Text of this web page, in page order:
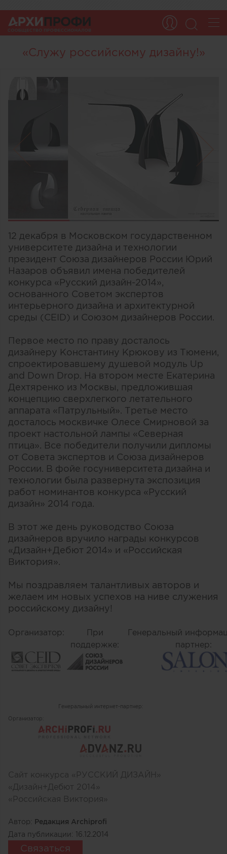
«Служу российскому дизайну!»
12 декабря в Московском государственном
университете дизайна и технологии
президент Союза дизайнеров России Юрий
Назаров объявил имена победителей
конкурса «Русский дизайн-2014»,
основанного Советом экспертов
интерьерного дизайна и архитектурной
среды (CEID) и Союзом дизайнеров России.
Первое место по праву досталось
дизайнеру Константину Крюкову из Тюмени,
спроектировавшему душевой модуль Up
and Down Drop. На втором месте Екатерина
Дехтяренко из Москвы, предложившая
концепцию сверхлегкого летательного
аппарата «Патрульный». Третье место
досталось москвичке Олесе Смирновой за
проект настольной лампы «Северная
птица». Все победители получили дипломы
от Совета экспертов и Союза дизайнеров
России. В фойе госуниверситета дизайна и
технологии была развернута экспозиция
работ номинантов конкурса «Русский
дизайн» 2014 года.
В этот же день руководство Союза
дизайнеров вручило награды конкурсов
«Дизайн+Дебют 2014» и «Российская
Виктория».
Мы поздравляем талантливых авторов и
желаем им новых успехов на ниве служения
российскому дизайну!
Организатор:
При
поддержке:
Генеральный
партнер:
Генеральный интернет-партнер:
Организатор:
Сайт конкурса «РУССКИЙ ДИЗАЙН»
«Дизайн+Дебют 2014»
«Российская Виктория»
Автор: Редакция Archiprofi
Дата публикации: 16.12.2014
Связаться